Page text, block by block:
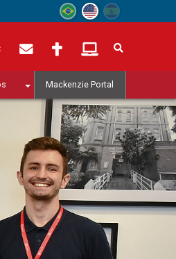
Mackenzie Portal